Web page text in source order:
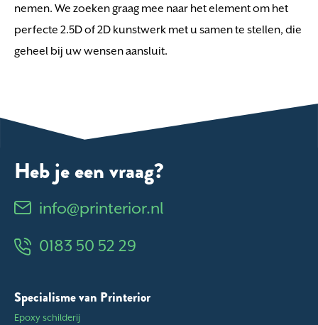
nemen. We zoeken graag mee naar het element om het
perfecte 2.5D of 2D kunstwerk met u samen te stellen, die
geheel bij uw wensen aansluit.
Heb je een vraag?
info@printerior.nl
0183 50 52 29
Specialisme van Printerior
Epoxy schilderij